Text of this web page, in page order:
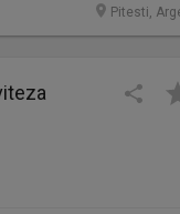
Pitesti,